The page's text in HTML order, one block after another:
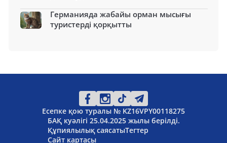
Германияда жабайы орман мысығы
туристерді қорқытты
Есепке қою туралы № KZ16VPY00118275
БАҚ куәлігі 25.04.2025 жылы берілді.
Құпиялылық саясатыТегтер
Сайт картасы